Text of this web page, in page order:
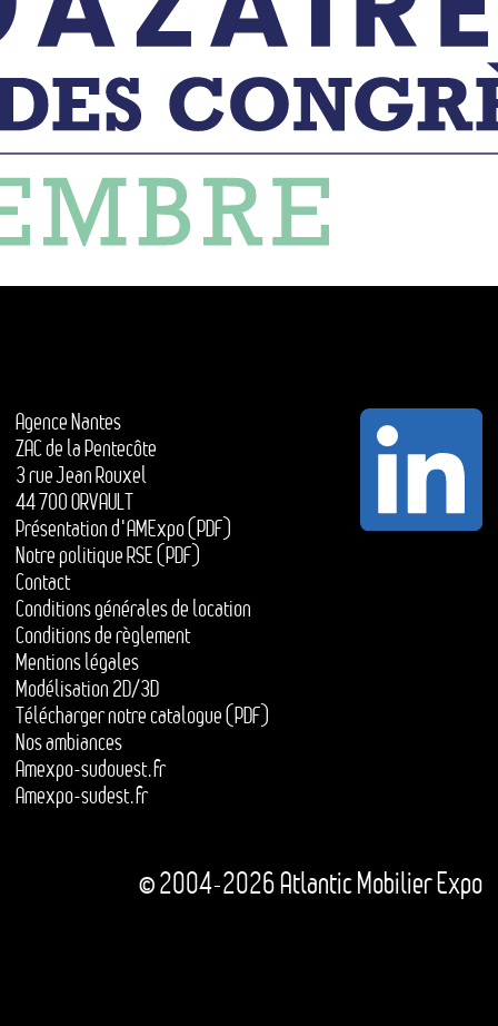
Agence Nantes
ZAC de la Pentecôte
3 rue Jean Rouxel
44 700 ORVAULT
Présentation d'AMExpo (PDF)
Notre politique RSE (PDF)
Contact
Conditions générales de location
Conditions de règlement
Mentions légales
Modélisation 2D/3D
Télécharger notre catalogue (PDF)
Nos ambiances
Amexpo-sudouest.fr
Amexpo-sudest.fr
© 2004-2026 Atlantic Mobilier Expo